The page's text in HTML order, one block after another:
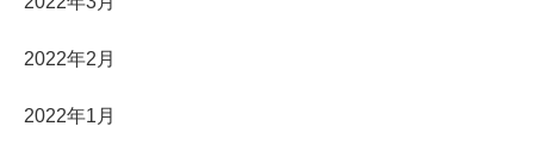
2022年2月
2022年1月